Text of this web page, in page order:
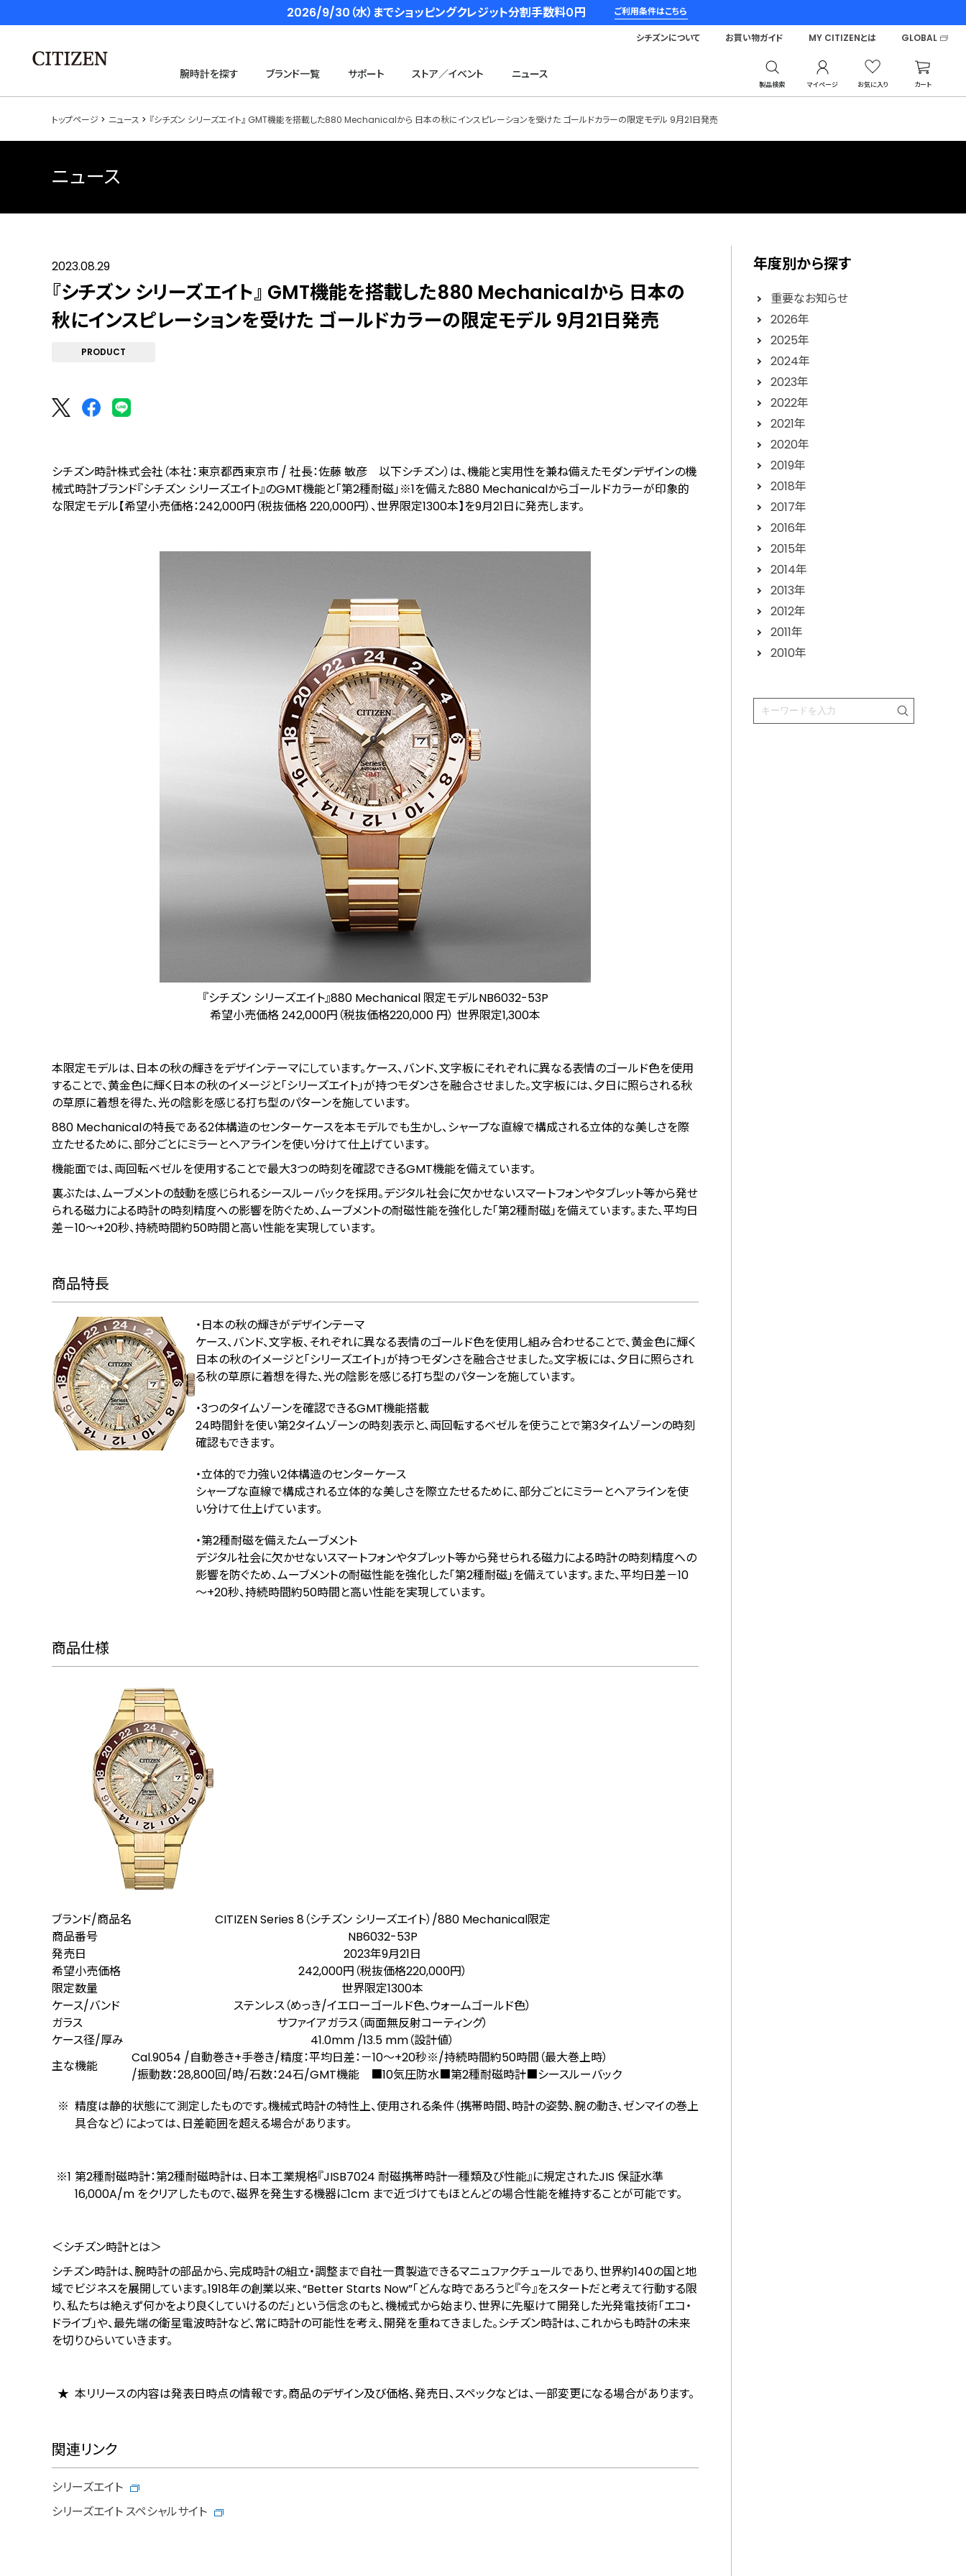
2026/9/30（水）までショッピングクレジット分割手数料０円 ご利用条件はこちら
腕時計を探す ブランド一覧 サポート ストア／イベント ニュース
製品検索 マイページ お気に入り カート
シチズンについて お買い物ガイド MY CITIZENとは GLOBAL
トップページ ニュース 『シチズン シリーズエイト』 GMT機能を搭載した880 Mechanicalから 日本の秋にインスピレーションを受けた ゴールドカラーの限定モデル 9月21日発売
ニュース
2023.08.29
『シチズン シリーズエイト』 GMT機能を搭載した880 Mechanicalから 日本の
秋にインスピレーションを受けた ゴールドカラーの限定モデル 9月21日発売
PRODUCT
シチズン時計株式会社（本社：東京都西東京市 / 社長：佐藤 敏彦 以下シチズン）は、機能と実用性を兼ね備えたモダンデザインの機
械式時計ブランド『シチズン シリーズエイト』のGMT機能と「第2種耐磁」※1を備えた880 Mechanicalからゴールドカラーが印象的
な限定モデル【希望小売価格：242,000円（税抜価格 220,000円）、世界限定1300本】を9月21日に発売します。
『シチズン シリーズエイト』880 Mechanical 限定モデルNB6032-53P
希望⼩売価格 242,000円（税抜価格220,000 円） 世界限定1,300本
本限定モデルは、日本の秋の輝きをデザインテーマにしています。ケース、バンド、文字板にそれぞれに異なる表情のゴールド色を使用
することで、黄金色に輝く日本の秋のイメージと「シリーズエイト」が持つモダンさを融合させました。文字板には、夕日に照らされる秋
の草原に着想を得た、光の陰影を感じる打ち型のパターンを施しています。
880 Mechanicalの特長である2体構造のセンターケースを本モデルでも生かし、シャープな直線で構成される立体的な美しさを際
立たせるために、部分ごとにミラーとヘアラインを使い分けて仕上げています。
機能面では、両回転ベゼルを使用することで最大3つの時刻を確認できるGMT機能を備えています。
裏ぶたは、ムーブメントの鼓動を感じられるシースルーバックを採用。デジタル社会に欠かせないスマートフォンやタブレット等から発せ
られる磁力による時計の時刻精度への影響を防ぐため、ムーブメントの耐磁性能を強化した「第2種耐磁」を備えています。また、平均日
差－10～+20秒、持続時間約50時間と高い性能を実現しています。
商品特長
・日本の秋の輝きがデザインテーマ
ケース、バンド、文字板、それぞれに異なる表情のゴールド色を使用し組み合わせることで、黄金色に輝く
日本の秋のイメージと「シリーズエイト」が持つモダンさを融合させました。文字板には、夕日に照らされ
る秋の草原に着想を得た、光の陰影を感じる打ち型のパターンを施しています。
・3つのタイムゾーンを確認できるGMT機能搭載
24時間針を使い第2タイムゾーンの時刻表示と、両回転するベゼルを使うことで第3タイムゾーンの時刻
確認もできます。
・立体的で力強い2体構造のセンターケース
シャープな直線で構成される立体的な美しさを際立たせるために、部分ごとにミラーとヘアラインを使
い分けて仕上げています。
・第2種耐磁を備えたムーブメント
デジタル社会に欠かせないスマートフォンやタブレット等から発せられる磁力による時計の時刻精度への
影響を防ぐため、ムーブメントの耐磁性能を強化した「第2種耐磁」を備えています。また、平均日差－10
～+20秒、持続時間約50時間と高い性能を実現しています。
商品仕様
ブランド/商品名
CITIZEN Series 8（シチズン シリーズエイト）/880 Mechanical限定
商品番号
NB6032-53P
発売日
2023年9月21日
希望小売価格
242,000円（税抜価格220,000円）
限定数量
世界限定1300本
ケース/バンド
ステンレス（めっき/イエローゴールド色、ウォームゴールド色）
ガラス
サファイアガラス（両面無反射コーティング）
ケース径/厚み
41.0mm /13.5 mm（設計値）
主な機能
Cal.9054 /自動巻き+手巻き/精度：平均日差：－10～+20秒※/持続時間約50時間（最大巻上時）
/振動数：28,800回/時/石数：24石/GMT機能 ■10気圧防水■第2種耐磁時計■シースルーバック
精度は静的状態にて測定したものです。機械式時計の特性上、使用される条件（携帯時間、時計の姿勢、腕の動き、ゼンマイの巻上
具合など）によっては、日差範囲を超える場合があります。
第2種耐磁時計：第2種耐磁時計は、日本工業規格『JISB7024 耐磁携帯時計一種類及び性能』に規定されたJIS 保証水準
16,000A/m をクリアしたもので、磁界を発生する機器に1cm まで近づけてもほとんどの場合性能を維持することが可能です。
＜シチズン時計とは＞
シチズン時計は、腕時計の部品から、完成時計の組立・調整まで自社一貫製造できるマニュファクチュールであり、世界約140の国と地
域でビジネスを展開しています。1918年の創業以来、“Better Starts Now”「どんな時であろうと『今』をスタートだと考えて行動する限
り、私たちは絶えず何かをより良くしていけるのだ」という信念のもと、機械式から始まり、世界に先駆けて開発した光発電技術「エコ・
ドライブ」や、最先端の衛星電波時計など、常に時計の可能性を考え、開発を重ねてきました。シチズン時計は、これからも時計の未来
を切りひらいていきます。
本リリースの内容は発表日時点の情報です。商品のデザイン及び価格、発売日、スペックなどは、一部変更になる場合があります。
関連リンク
シリーズエイト
シリーズエイト スペシャルサイト
年度別から探す
重要なお知らせ
2026年
2025年
2024年
2023年
2022年
2021年
2020年
2019年
2018年
2017年
2016年
2015年
2014年
2013年
2012年
2011年
2010年